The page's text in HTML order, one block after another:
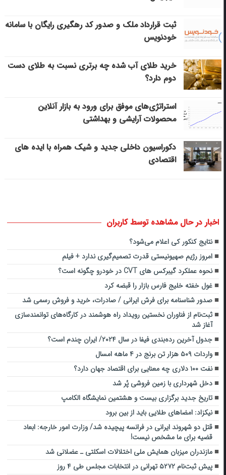
ثبت قرارداد ملک و صدور کد رهگیری رایگان با سامانه
خودنویس
خرید طلای آب شده چه برتری نسبت به طلای دست
دوم دارد؟
استراتژی‌های موفق برای ورود به بازار آنلاین
محصولات آرایشی و بهداشتی
دکوراسیون داخلی جدید و شیک همراه با ایده های
اقتصادی
اخبار در حال مشاهده توسط کاربران
نتایج کنکور کی اعلام می‌شود؟
امروز رژیم صهیونیستی قدرت تصمیم‌گیری ندارد + فیلم
نحوه عملکرد گیبرکس های CVT در خودرو چگونه است؟
غول خفته خلیج فارس بازار را قبضه کرد
صدور شناسنامه برای فرش ایرانی / صادرات، خرید و فروش رسمی شد
ثبت‌نام از فناوران نخستین رویداد راه هوشمند در کارگاه‌های توانمندسازی
آغاز شد
جدول آخرین رده‌بندی فیفا در سال ۲۰۲۴/ ایران چندم است؟
واردات ۵۰۹ هزار تن برنج در ۴ ماهه امسال
نفت ۱۰۰ دلاری چه معنایی برای اقتصاد جهان دارد؟
دخل شهرداری با زمین فروشی پُر شد
تاریخ جدید برگزاری بیست‌ و هشتمین نمایشگاه الکامپ
نیکزاد: امضاهای طلایی باید از بین برود
قتل دو شهروند ایرانی در فرانسه پیچیده شد/ وزارت امور خارجه: ابعاد
قضیه برای ما مشخص نیست!
مازندران میزبان همایش ملی اختلالات اسکلتی ـ عضلانی شد
پیش ثبت‌نام ۵۲۷۲ تهرانی در انتخابات مجلس طی ۴ روز